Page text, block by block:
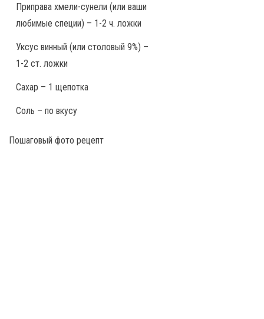
Приправа хмели-сунели (или ваши
любимые специи) – 1-2 ч. ложки
Уксус винный (или столовый 9%) –
1-2 ст. ложки
Сахар – 1 щепотка
Соль – по вкусу
Пошаговый фото рецепт